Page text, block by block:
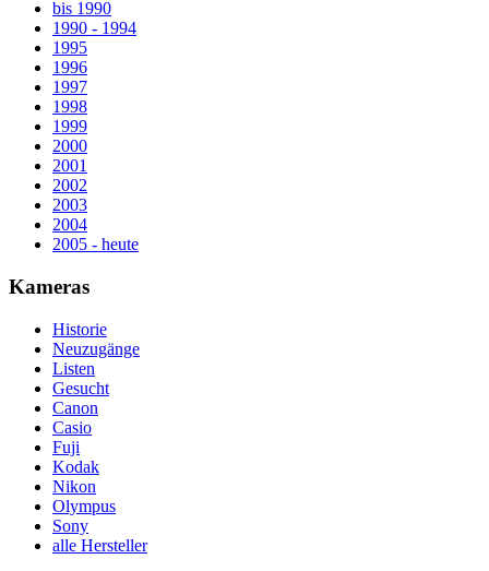
bis 1990
1990 - 1994
1995
1996
1997
1998
1999
2000
2001
2002
2003
2004
2005 - heute
Kameras
Historie
Neuzugänge
Listen
Gesucht
Canon
Casio
Fuji
Kodak
Nikon
Olympus
Sony
alle Hersteller